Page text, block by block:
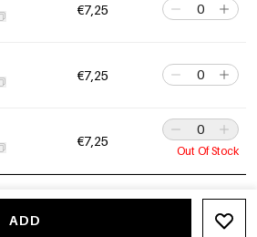
€7,25
€7,25
€7,25
Out Of Stock
ADD